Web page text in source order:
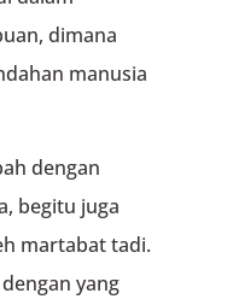
dimana
manusia
dengan
begitu juga
martabat tadi.
yang